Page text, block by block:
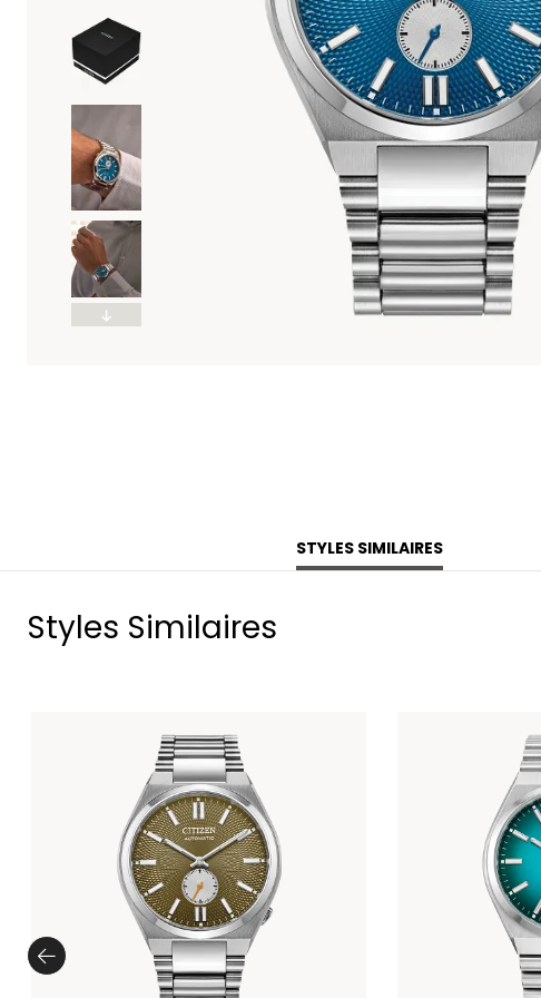
STYLES SIMILAIRES
Styles Similaires